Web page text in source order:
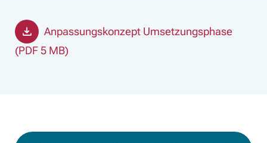
Anpassungskonzept Umsetzungsphase
(PDF 5 MB)